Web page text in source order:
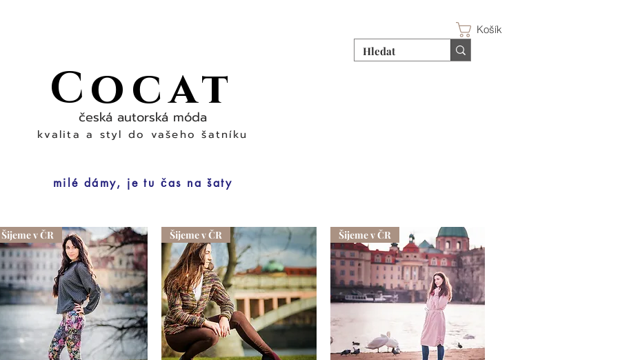
Košík
Cocat
česká autorská móda
kvalita a styl do vašeho šatníku
milé dámy, je tu čas na šaty
Šijeme v ČR Šijeme v ČR Šijeme v ČR